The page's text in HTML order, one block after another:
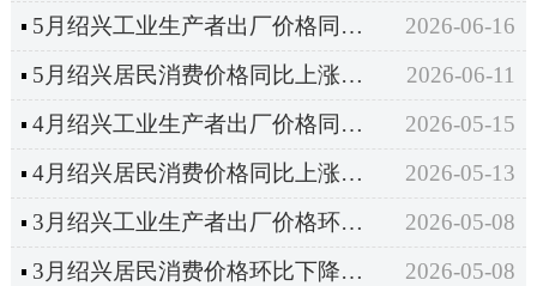
5月绍兴工业生产者出厂价格同比上涨5.8%
2026-06-16
5月绍兴居民消费价格同比上涨1.1%
2026-06-11
4月绍兴工业生产者出厂价格同比上涨4.8%，环比上涨1.5%
2026-05-15
4月绍兴居民消费价格同比上涨1.0%
2026-05-13
3月绍兴工业生产者出厂价格环比上涨1.0%
2026-05-08
3月绍兴居民消费价格环比下降0.6%
2026-05-08